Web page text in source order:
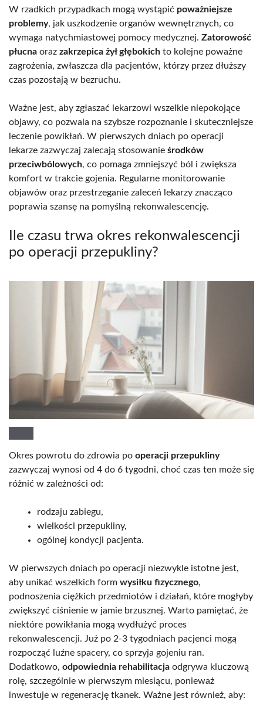
W rzadkich przypadkach mogą wystąpić poważniejsze
problemy, jak uszkodzenie organów wewnętrznych, co
wymaga natychmiastowej pomocy medycznej. Zatorowość
płucna oraz zakrzepica żył głębokich to kolejne poważne
zagrożenia, zwłaszcza dla pacjentów, którzy przez dłuższy
czas pozostają w bezruchu.
Ważne jest, aby zgłaszać lekarzowi wszelkie niepokojące
objawy, co pozwala na szybsze rozpoznanie i skuteczniejsze
leczenie powikłań. W pierwszych dniach po operacji
lekarze zazwyczaj zalecają stosowanie środków
przeciwbólowych, co pomaga zmniejszyć ból i zwiększa
komfort w trakcie gojenia. Regularne monitorowanie
objawów oraz przestrzeganie zaleceń lekarzy znacząco
poprawia szansę na pomyślną rekonwalescencję.
Ile czasu trwa okres rekonwalescencji
po operacji przepukliny?
Okres powrotu do zdrowia po operacji przepukliny
zazwyczaj wynosi od 4 do 6 tygodni, choć czas ten może się
różnić w zależności od:
rodzaju zabiegu,
wielkości przepukliny,
ogólnej kondycji pacjenta.
W pierwszych dniach po operacji niezwykle istotne jest,
aby unikać wszelkich form wysiłku fizycznego,
podnoszenia ciężkich przedmiotów i działań, które mogłyby
zwiększyć ciśnienie w jamie brzusznej. Warto pamiętać, że
niektóre powikłania mogą wydłużyć proces
rekonwalescencji. Już po 2-3 tygodniach pacjenci mogą
rozpocząć luźne spacery, co sprzyja gojeniu ran.
Dodatkowo, odpowiednia rehabilitacja odgrywa kluczową
rolę, szczególnie w pierwszym miesiącu, ponieważ
inwestuje w regenerację tkanek. Ważne jest również, aby: